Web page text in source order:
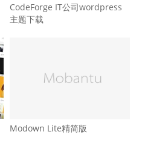
CodeForge IT公司wordpress
主题下载
Modown Lite精简版